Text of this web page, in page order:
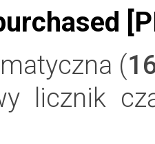
(
licznik